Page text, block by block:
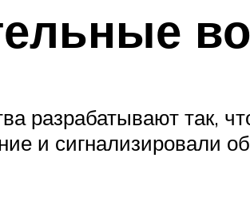
разрабатывают так,
и сигнализировали